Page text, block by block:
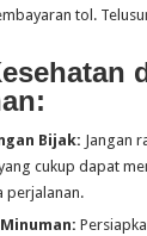
tol.
Bijak: Jangan
cukup dapat
perjalanan.